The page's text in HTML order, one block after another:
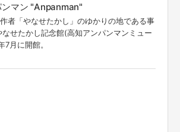
ンマン "Anpanman"
者「やなせたかし」のゆかりの地である事
せたかし記念館(高知アンパンマンミュー
月に開館。